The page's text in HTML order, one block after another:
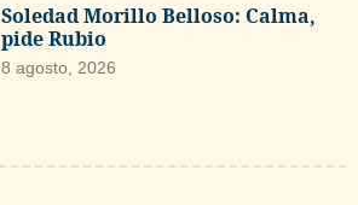
Soledad Morillo Belloso: Calma,
pide Rubio
8 agosto, 2026